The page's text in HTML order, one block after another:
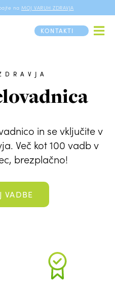
na MOJ VARUH ZDRAVJA
KONTAKTI
in se vključite v
Več kot 100 vadb v
brezplačno!
VADBE